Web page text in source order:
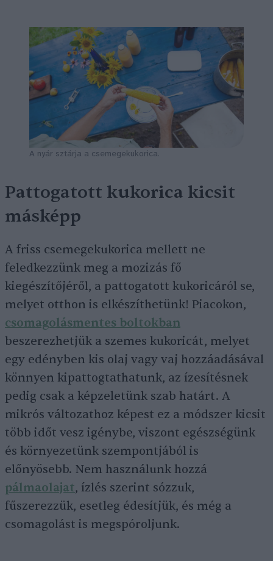
A nyár sztárja a csemegekukorica.
Pattogatott kukorica kicsit
másképp
A friss csemegekukorica mellett ne
feledkezzünk meg a mozizás fő
kiegészítőjéről, a pattogatott kukoricáról se,
melyet otthon is elkészíthetünk! Piacokon,
csomagolásmentes boltokban
beszerezhetjük a szemes kukoricát, melyet
egy edényben kis olaj vagy vaj hozzáadásával
könnyen kipattogtathatunk, az ízesítésnek
pedig csak a képzeletünk szab határt. A
mikrós változathoz képest ez a módszer kicsit
több időt vesz igénybe, viszont egészségünk
és környezetünk szempontjából is
előnyösebb. Nem használunk hozzá
pálmaolajat, ízlés szerint sózzuk,
fűszerezzük, esetleg édesítjük, és még a
csomagolást is megspóroljunk.